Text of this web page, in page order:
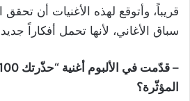
قريباً، وأتوقع لهذه الأغنيات أن تحقق
سباق الأغاني، لأنها تحمل أفكاراً
المؤثّرة؟